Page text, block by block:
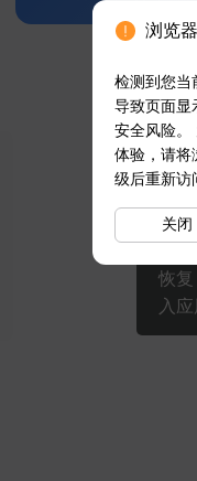
浏览
检测到您当
导致页面显
安全风险。
体验，请将
级后重新访
关闭